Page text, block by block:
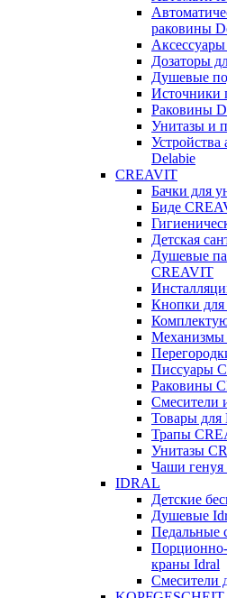
раковины
Дозаторы
Душевые
Источники
Раковины
Унитазы и
Устройства
Delabie
CREAVIT
Бачки для
Биде
Детская
Душевые
CREAVIT
Кнопки
Механизмы
Писсуары
Раковины
Смесители
Товары
Трапы
Унитазы
Чаши
IDRAL
Детские
Душевые
Педальные
краны Idral
Смеcители